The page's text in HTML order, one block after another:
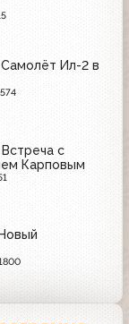
Самолёт Ил-2 в
с
Карповым